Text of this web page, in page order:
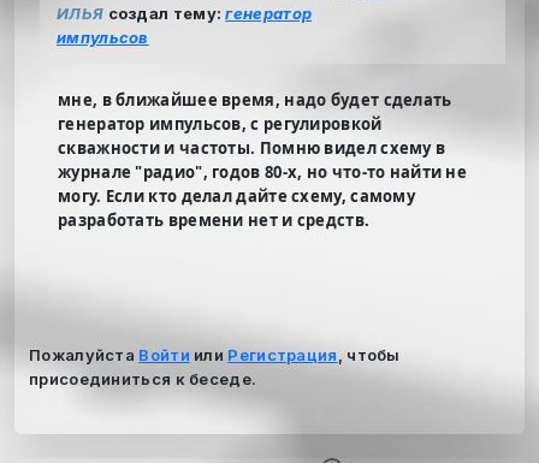
ИЛЬЯ создал тему:генератор
импульсов
мне, в ближайшее время, надо будет сделать
генератор импульсов, с регулировкой
скважности и частоты. Помню видел схему в
журнале "радио", годов 80-х, но что-то найти не
могу. Если кто делал дайте схему, самому
разработать времени нет и средств.
Пожалуйста Войти или Регистрация
, чтобы
присоединиться к беседе.